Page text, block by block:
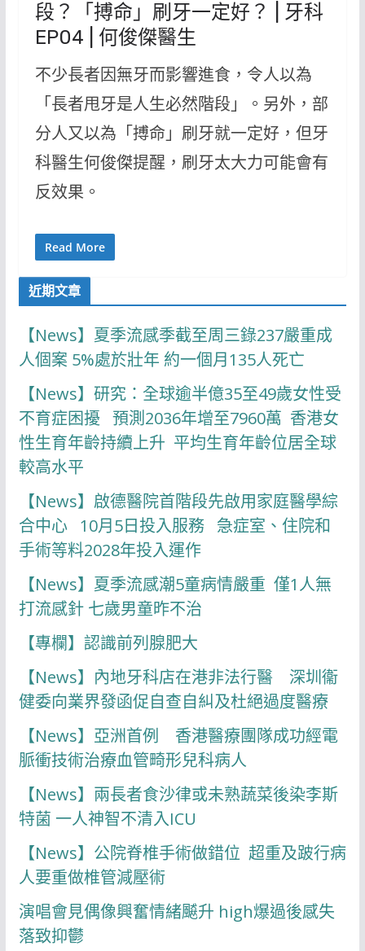
段？「搏命」刷牙一定好？ | 牙科
EP04 | 何俊傑醫生
不少長者因無牙而影響進食，令人以為
「長者甩牙是人生必然階段」。另外，部
分人又以為「搏命」刷牙就一定好，但牙
科醫生何俊傑提醒，刷牙太大力可能會有
反效果。
Read More
近期文章
【News】夏季流感季截至周三錄237嚴重成
人個案 5%處於壯年 約一個月135人死亡
【News】研究：全球逾半億35至49歲女性受
不育症困擾 預測2036年增至7960萬 香港女
性生育年齡持續上升 平均生育年齡位居全球
較高水平
【News】啟德醫院首階段先啟用家庭醫學綜
合中心 10月5日投入服務 急症室、住院和
手術等料2028年投入運作
【News】夏季流感潮5童病情嚴重 僅1人無
打流感針 七歲男童昨不治
【專欄】認識前列腺肥大
【News】內地牙科店在港非法行醫 深圳衞
健委向業界發函促自查自糾及杜絕過度醫療
【News】亞洲首例 香港醫療團隊成功經電
脈衝技術治療血管畸形兒科病人
【News】兩長者食沙律或未熟蔬菜後染李斯
特菌 一人神智不清入ICU
【News】公院脊椎手術做錯位 超重及跛行病
人要重做椎管減壓術
演唱會見偶像興奮情緒飇升 high爆過後感失
落致抑鬱